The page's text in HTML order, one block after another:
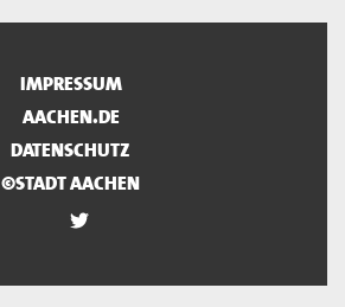
IMPRESSUM
AACHEN.DE
DATENSCHUTZ
©STADT AACHEN